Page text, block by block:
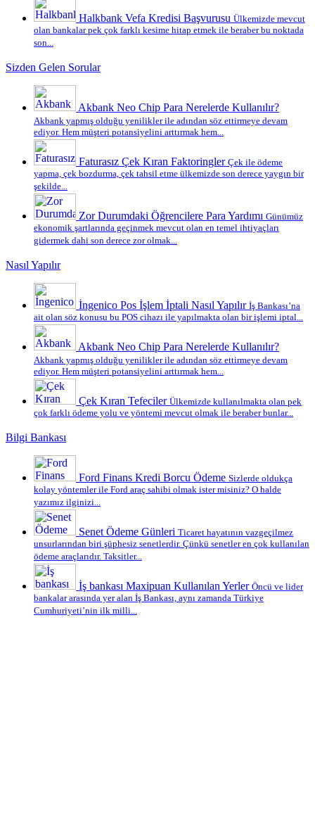
Halkbank Vefa Kredisi Başvurusu Ülkemizde mevcut
olan bankalar pek çok farklı kesime hitap etmek ile beraber bu noktada
son...
Sizden Gelen Sorular
Akbank Neo Chip Para Nerelerde Kullanılır?
Akbank yapmış olduğu yenilikler ile adından söz ettirmeye devam
ediyor. Hem müşteri potansiyelini arttırmak hem...
Faturasız Çek Kıran Faktoringler Çek ile ödeme
yapma, çek bozdurma, çek tahsil etme ülkemizde son derece yaygın bir
şekilde...
Zor Durumdaki Öğrencilere Para Yardımı Günümüz
ekonomik şartlarında geçinmek mevcut olan en temel ihtiyaçları
gidermek dahi son derece zor olmak...
Nasıl Yapılır
İngenico Pos İşlem İptali Nasıl Yapılır İş Bankası’na
ait olan söz konusu bu POS cihazı ile yapılmakta olan bir işlemi iptal...
Akbank Neo Chip Para Nerelerde Kullanılır?
Akbank yapmış olduğu yenilikler ile adından söz ettirmeye devam
ediyor. Hem müşteri potansiyelini arttırmak hem...
Çek Kıran Tefeciler Ülkemizde kullanılmakta olan pek
çok farklı ödeme yolu ve yöntemi mevcut olmak ile beraber bunlar...
Bilgi Bankası
Ford Finans Kredi Borcu Ödeme Sizlerde oldukça
kolay yöntemler ile Ford araç sahibi olmak ister misiniz? O halde
yazımız ilginizi...
Senet Ödeme Günleri Ticaret hayatının vazgeçilmez
unsurlarından biri şüphesiz senetlerdir. Çünkü senetler en çok kullanılan
ödeme araçlarıdır. Taksitler...
İş bankası Maxipuan Kullanılan Yerler Öncü ve lider
bankalar arasında yer alan İş Bankası, aynı zamanda Türkiye
Cumhuriyeti’nin ilk milli...